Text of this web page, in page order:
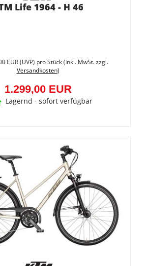
Life 1964 - H 46
EUR(UVP) pro Stück (inkl. MwSt. zzgl.
Versandkosten)
1.299,00 EUR
Lagernd - sofort verfügbar